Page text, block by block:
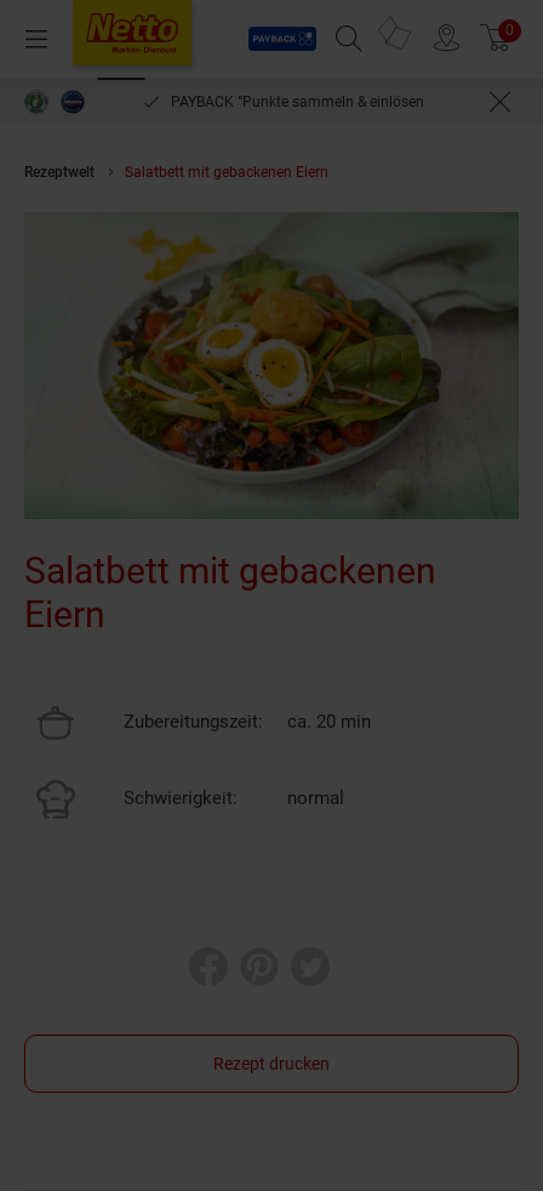
Menü
Payback
Suchfeld einblenden
Prospekte 0
PAYBACK °Punkte sammeln & einlösen
Rezeptwelt Salatbett mit gebackenen Eiern
Salatbett mit gebackenen
Eiern
Zubereitungszeit: ca. 20 min
Schwierigkeit: normal
Rezept drucken